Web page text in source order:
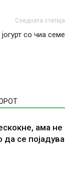
Следната статија
со чиа семе
ама не
се појадува